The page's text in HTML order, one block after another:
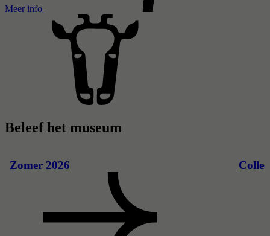
Meer info
Beleef het museum
Zomer 2026